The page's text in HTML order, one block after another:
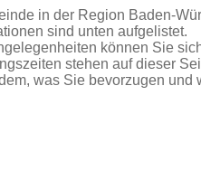
in der Region Baden-
sind unten aufgelistet.
können Sie
stehen auf dieser
was Sie bevorzugen und